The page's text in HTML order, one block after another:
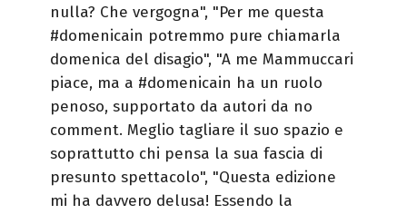
nulla? Che vergogna", "Per me questa
#domenicain potremmo pure chiamarla
domenica del disagio", "A me Mammuccari
piace, ma a #domenicain ha un ruolo
penoso, supportato da autori da no
comment. Meglio tagliare il suo spazio e
soprattutto chi pensa la sua fascia di
presunto spettacolo", "Questa edizione
mi ha davvero delusa! Essendo la